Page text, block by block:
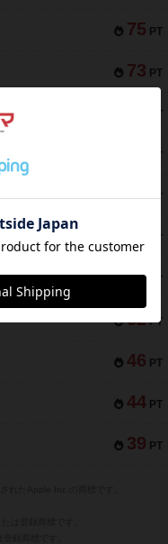
75 PT
73 PT
PT
PT
60 PT
PT
58 PT
52 PT
46 PT
44 PT
39 PT